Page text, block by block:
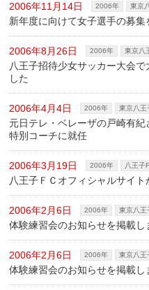
2006年11月14日 2006年 東京
新年度に向けて女子選手の募集
2006年8月26日 2006年 東京八
八王子招待少女サッカー大会
した
2006年4月4日 2006年 東京八
元日テレ・ベレーザの戸崎有
特別コーチに就任
2006年3月19日 2006年 八王子
八王子ＦＣオフィシャルサイト
2006年2月6日 2006年 東京八
体験練習会のお知らせを掲載し
2006年2月6日 2006年 東京八
体験練習会のお知らせを掲載し